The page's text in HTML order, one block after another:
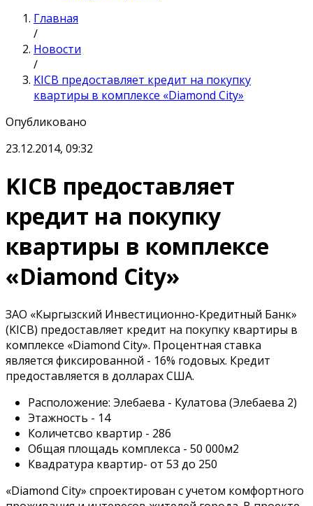
Главная
/
Новости
/
KICB предоставляет кредит на покупку
квартиры в комплексе «Diamond City»
Опубликовано
23.12.2014, 09:32
KICB предоставляет
кредит на покупку
квартиры в комплексе
«Diamond City»
ЗАО «Кыргызский Инвестиционно-Кредитный Банк»
(KICB) предоставляет кредит на покупку квартиры в
комплексе «Diamond City». Процентная ставка
является фиксированной - 16% годовых. Кредит
предоставляется в долларах США.
Расположение: Элебаева - Кулатова (Элебаева 2)
Этажность - 14
Количетсво квартир - 286
Общая площадь комплекса - 50 000м2
Квадратура квартир- от 53 до 250
«Diamond City» спроектирован с учетом комфортного